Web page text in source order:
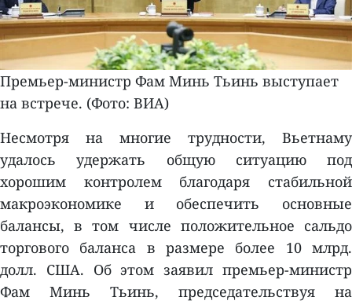
Премьер-министр Фам Минь Тьинь выступает
на встрече. (Фото: ВИА)
Несмотря на многие трудности, Вьетнаму
удалось удержать общую ситуацию под
хорошим контролем благодаря стабильной
макроэкономике и обеспечить основные
балансы, в том числе положительное сальдо
торгового баланса в размере более 10 млрд.
долл. США. Об этом заявил премьер-министр
Фам Минь Тьинь, председательствуя на